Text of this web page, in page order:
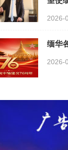
2026-
缅华
2026-